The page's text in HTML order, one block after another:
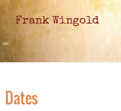
Frank Wingold
Dates